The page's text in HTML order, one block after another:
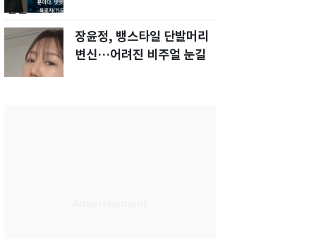
장윤정, 뱅스타일 단발머리
변신…어려진 비주얼 눈길